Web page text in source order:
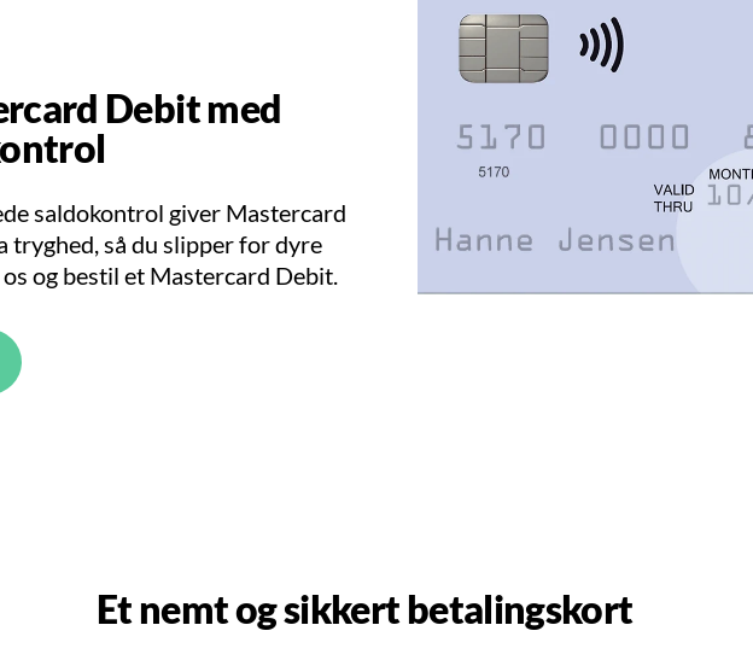
Debit med
saldokontrol giver Mastercard
tryghed, så du slipper for dyre
og bestil et Mastercard Debit.
Et nemt og sikkert betalingskort